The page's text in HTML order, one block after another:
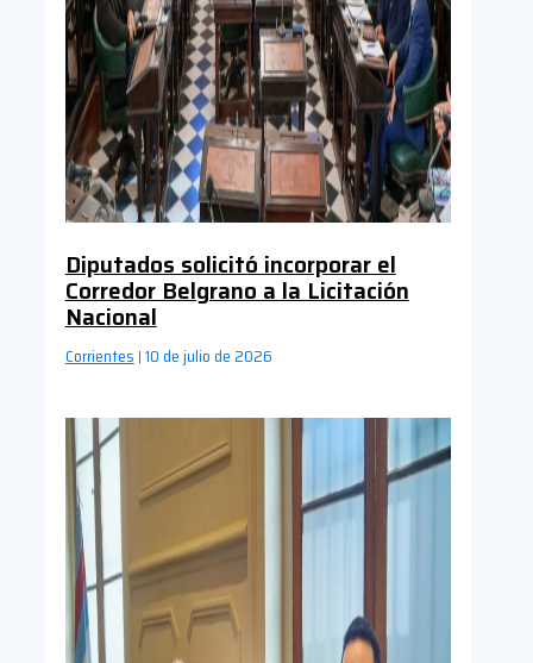
Diputados solicitó incorporar el
Corredor Belgrano a la Licitación
Nacional
Corrientes | 10 de julio de 2026